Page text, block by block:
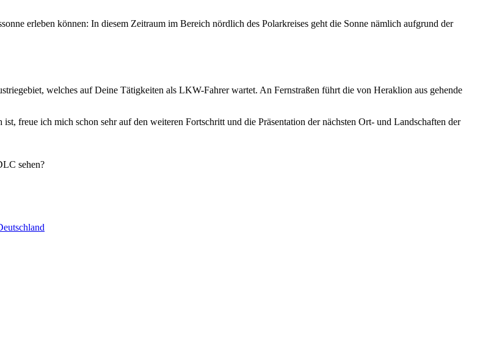
erleben können: In diesem Zeitraum im Bereich nördlich des Polarkreises geht die Sonne nämlich aufgrund der
welches auf Deine Tätigkeiten als LKW-Fahrer wartet. An Fernstraßen führt die von Heraklion aus gehende
freue ich mich schon sehr auf den weiteren Fortschritt und die Präsentation der nächsten Ort- und Landschaften der
sehen?